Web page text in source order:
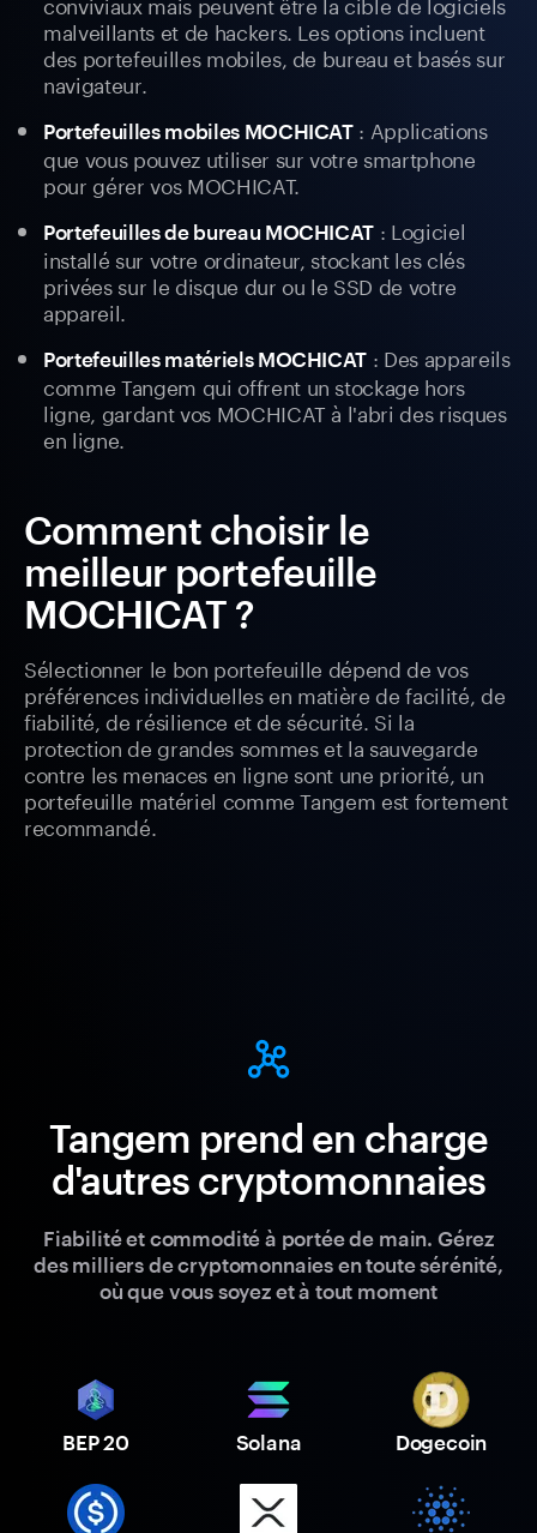
malveillants et de hackers. Les options incluent
des portefeuilles mobiles, de bureau et basés sur
navigateur.
Portefeuilles mobiles MOCHICAT: Applications
que vous pouvez utiliser sur votre smartphone
pour gérer vos MOCHICAT.
Portefeuilles de bureau MOCHICAT : Logiciel
installé sur votre ordinateur, stockant les clés
privées sur le disque dur ou le SSD de votre
appareil.
Portefeuilles matériels MOCHICAT : Des appareils
comme Tangem qui offrent un stockage hors
ligne, gardant vos MOCHICAT à l'abri des risques
en ligne.
Comment choisir le
meilleur portefeuille
MOCHICAT ?
Sélectionner le bon portefeuille dépend de vos
préférences individuelles en matière de facilité, de
fiabilité, de résilience et de sécurité. Si la
protection de grandes sommes et la sauvegarde
contre les menaces en ligne sont une priorité, un
portefeuille matériel comme Tangem est fortement
recommandé.
Tangem prend en charge
d'autres cryptomonnaies
Fiabilité et commodité à portée de main. Gérez
des milliers de cryptomonnaies en toute sérénité,
où que vous soyez et à tout moment
BEP 20 Solana Dogecoin